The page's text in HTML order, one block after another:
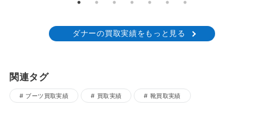
ダナーの買取実績をもっと見る
関連タグ
ブーツ買取実績 買取実績 靴買取実績